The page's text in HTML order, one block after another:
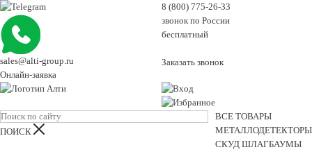
sales@alti-group.ru
Онлайн-заявка
8 (800) 775-26-33
звонок по России
бесплатный
Заказать звонок
ВСЕ ТОВАРЫ
МЕТАЛЛОДЕТЕКТОРЫ
СКУД ШЛАГБАУМЫ